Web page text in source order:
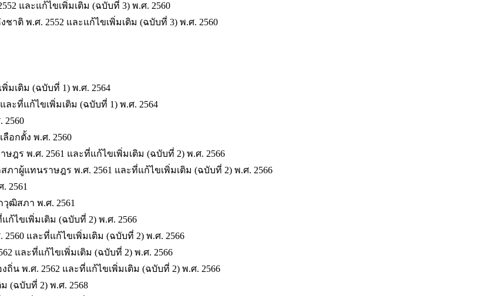
และแก้ไขเพิ่มเติม (ฉบับที่ 3) พ.ศ. 2560
ติ พ.ศ. 2552 และแก้ไขเพิ่มเติม (ฉบับที่ 3) พ.ศ. 2560
เติม (ฉบับที่ 1) พ.ศ. 2564
ะที่แก้ไขเพิ่มเติม (ฉบับที่ 1) พ.ศ. 2564
กตั้ง พ.ศ. 2560
ร พ.ศ. 2561 และที่แก้ไขเพิ่มเติม (ฉบับที่ 2) พ.ศ. 2566
ผู้แทนราษฎร พ.ศ. 2561 และที่แก้ไขเพิ่มเติม (ฉบับที่ 2) พ.ศ. 2566
2561
ฒิสภา พ.ศ. 2561
ไขเพิ่มเติม (ฉบับที่ 2) พ.ศ. 2566
และที่แก้ไขเพิ่มเติม (ฉบับที่ 2) พ.ศ. 2566
และที่แก้ไขเพิ่มเติม (ฉบับที่ 2) พ.ศ. 2566
พ.ศ. 2562 และที่แก้ไขเพิ่มเติม (ฉบับที่ 2) พ.ศ. 2566
(ฉบับที่ 2) พ.ศ. 2568